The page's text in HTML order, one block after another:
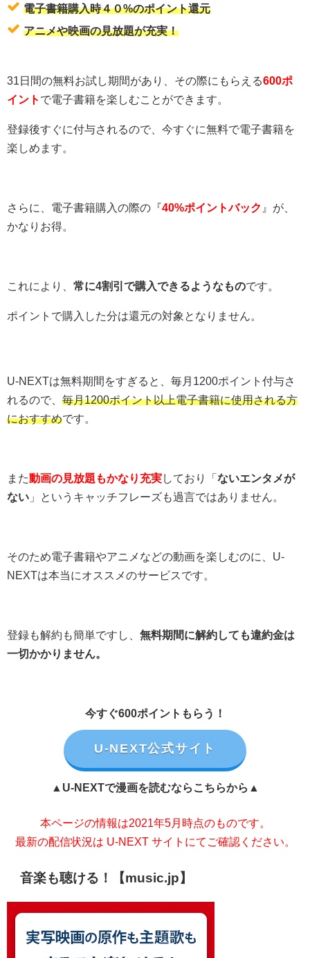
電子書籍購入時４０%のポイント還元
アニメや映画の見放題が充実！
31日間の無料お試し期間があり、その際にもらえる600ポ
イント で電子書籍を楽しむことができます。
登録後すぐに付与されるので、今すぐに無料で電子書籍を
楽しめます。
さらに、電子書籍購入の際の『40%ポイントバック 』が、
かなりお得。
これにより、 常に4割引で購入できるようなものです。
ポイントで購入した分は還元の対象となりません。
U-NEXTは無料期間をすぎると、毎月1200ポイント付与さ
れるので、 毎月1200ポイント以上電子書籍に使用される方
におすすめです。
また動画の見放題もかなり充実しており「 ないエンタメが
ない 」というキャッチフレーズも過言ではありません。
そのため電子書籍やアニメなどの動画を楽しむのに、U-
NEXTは本当にオススメのサービスです。
登録も解約も簡単ですし、 無料期間に解約しても違約金は
一切かかりません。
今すぐ600ポイントもらう！
U-NEXT公式サイト
▲U-NEXTで漫画を読むならこちらから▲
本ページの情報は2021年5月時点のものです。
最新の配信状況は U-NEXT サイトにてご確認ください。
音楽も聴ける！【music.jp】